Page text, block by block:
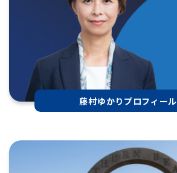
藤村ゆかりプロフィール